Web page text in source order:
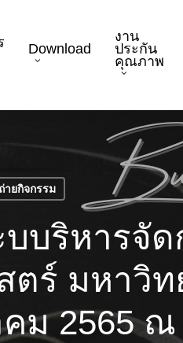
Download
งาน
ประกัน
คุณภาพ
ายกิจกรรม
บริหารจัด
ร์ มหาวิท
ม 2565